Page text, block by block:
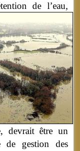
de l’eau,
devrait être un
de gestion des